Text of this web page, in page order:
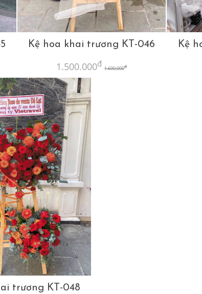
Kệ hoa khai trương KT-046
1.500.000đ 1.600.000đ
Kệ
trương KT-048